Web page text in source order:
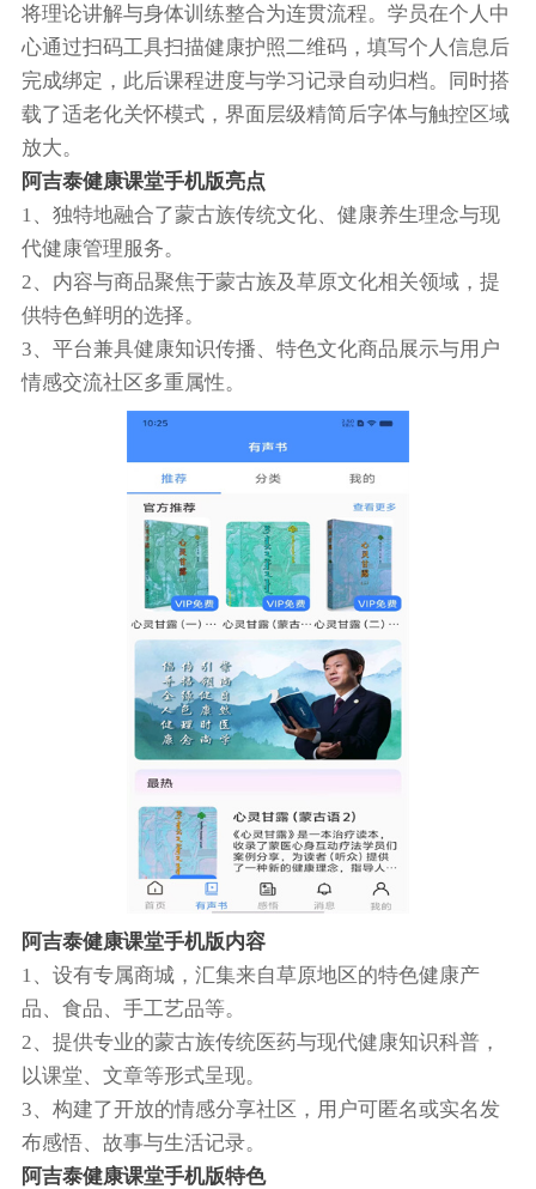
将理论讲解与身体训练整合为连贯流程。学员在个人中
心通过扫码工具扫描健康护照二维码，填写个人信息后
完成绑定，此后课程进度与学习记录自动归档。同时搭
载了适老化关怀模式，界面层级精简后字体与触控区域
放大。
阿吉泰健康课堂手机版亮点
1、独特地融合了蒙古族传统文化、健康养生理念与现
代健康管理服务。
2、内容与商品聚焦于蒙古族及草原文化相关领域，提
供特色鲜明的选择。
3、平台兼具健康知识传播、特色文化商品展示与用户
情感交流社区多重属性。
阿吉泰健康课堂手机版内容
1、设有专属商城，汇集来自草原地区的特色健康产
品、食品、手工艺品等。
2、提供专业的蒙古族传统医药与现代健康知识科普，
以课堂、文章等形式呈现。
3、构建了开放的情感分享社区，用户可匿名或实名发
布感悟、故事与生活记录。
阿吉泰健康课堂手机版特色